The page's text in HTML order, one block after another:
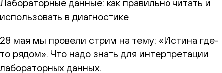
Лабораторные данные: как правильно читать и
использовать в диагностике
28 мая мы провели стрим на тему: «Истина где-
то рядом». Что надо знать для интерпретации
лабораторных данных.